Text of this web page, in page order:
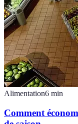
Alimentation6 min
Comment